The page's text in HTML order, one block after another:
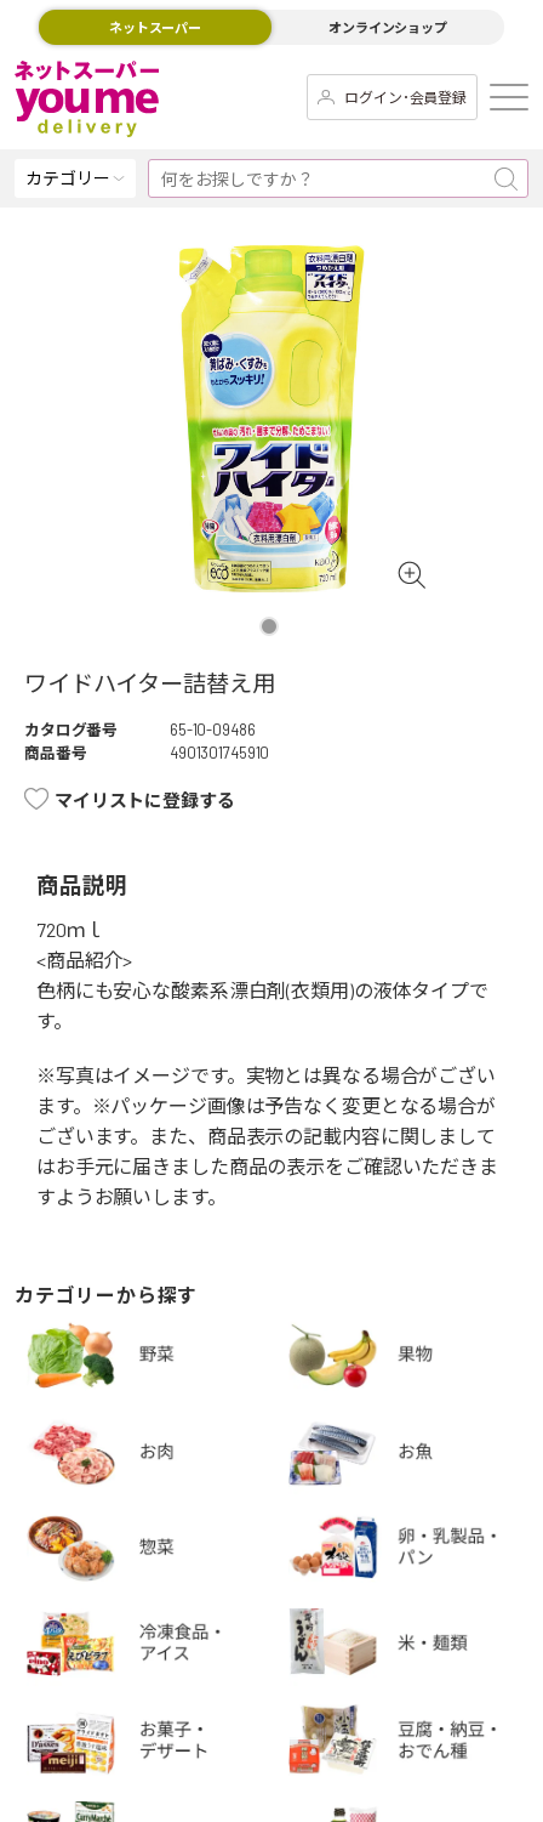
ネットスーパー オンラインショップ
ログイン･会員登録
カテゴリー
ワイドハイター詰替え用
カタログ番号
65-10-09486
商品番号
4901301745910
マイリストに登録する
商品説明
720ｍｌ
<商品紹介>
色柄にも安心な酸素系漂白剤(衣類用)の液体タイプで
す。
※写真はイメージです。実物とは異なる場合がござい
ます。※パッケージ画像は予告なく変更となる場合が
ございます。また、商品表示の記載内容に関しまして
はお手元に届きました商品の表示をご確認いただきま
すようお願いします。
カテゴリーから探す